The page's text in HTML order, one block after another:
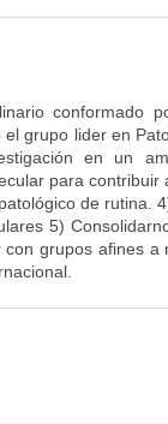
conformado
grupo lider en
en un
para contribuir
de rutina.
5)
grupos afines a